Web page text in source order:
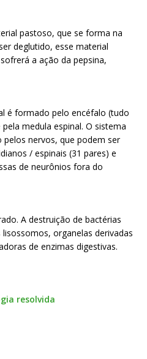
pastoso, que se forma na
deglutido, esse material
a ação da pepsina,
é formado pelo encéfalo (tudo
medula espinal. O sistema
nervos, que podem ser
/ espinais (31 pares) e
de neurônios fora do
A destruição de bactérias
organelas derivadas
de enzimas digestivas.
resolvida